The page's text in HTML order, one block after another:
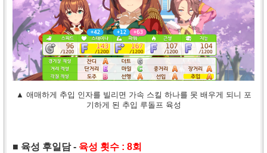
▲ 애매하게 추입 인자를 빌리면 가속 스킬 하나를 못 배우게 되니 포
기하게 된 추입 루돌프 육성
■ 육성 후일담 - 육성 횟수 : 8회